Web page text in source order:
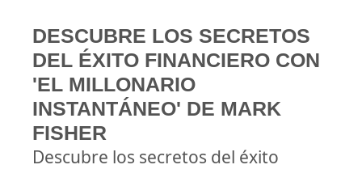
DESCUBRE LOS SECRETOS
DEL ÉXITO FINANCIERO CON
'EL MILLONARIO
INSTANTÁNEO' DE MARK
FISHER
Descubre los secretos del éxito